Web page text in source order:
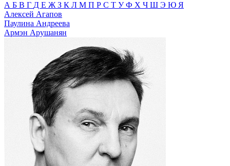
А Б В Г Д Е ЖЗ К Л М П Р С Т УФ Х Ч Ш Э Ю Я
Алексей Агапов
Паулина Андреева
Армэн Арушанян